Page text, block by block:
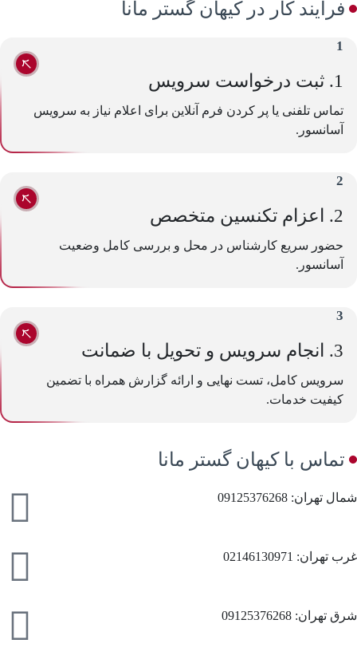
فرایند کار در کیهان گستر مانا
1
1. ثبت درخواست سرویس
تماس تلفنی یا پر کردن فرم آنلاین برای اعلام نیاز به سرویس
آسانسور.
2
2. اعزام تکنسین متخصص
حضور سریع کارشناس در محل و بررسی کامل وضعیت
آسانسور.
3
3. انجام سرویس و تحویل با ضمانت
سرویس کامل، تست نهایی و ارائه گزارش همراه با تضمین
کیفیت خدمات.
تماس با کیهان گستر مانا
شمال تهران: 09125376268
غرب تهران: 02146130971
شرق تهران: 09125376268